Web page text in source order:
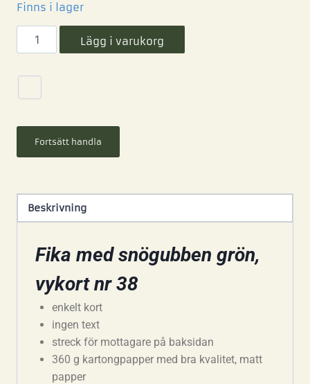
Finns i lager
Lägg i varukorg
Fortsätt handla
Beskrivning
Fika med snögubben grön,
vykort nr 38
enkelt kort
ingen text
streck för mottagare på baksidan
360 g kartongpapper med bra kvalitet, matt
papper